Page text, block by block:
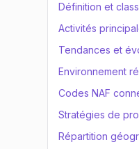
Définition et
Activités
Tendances et
Environnement
Codes NAF
Stratégies de
Répartition